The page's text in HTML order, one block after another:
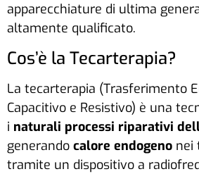
apparecchiature di ultima
altamente qualificato.
Cos’è la Tecarterapia?
La tecarterapia (Trasferimento
Capacitivo e Resistivo) è una
i naturali processi riparativi
generando calore endogeno nei
tramite un dispositivo a